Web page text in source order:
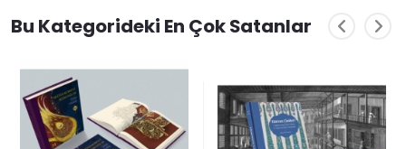
Bu Kategorideki En Çok Satanlar